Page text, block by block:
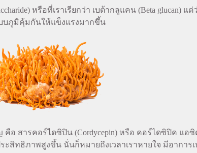
หรือที่เราเรียกว่า เบต้ากลูแคน (Beta glucan)
บบภูมิคุ้มกันให้แข็งแรงมากขึ้น
อ สารคอร์ไดซิปิน (Cordycepin) หรือ คอร์ไดซิปิค แอซิ
ะสิทธิภาพสูงขึ้น นั่นก็หมายถึงเวลาเราหายใจ มีอากา